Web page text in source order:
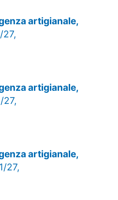
artigianale,
27,
artigianale,
27,
artigianale,
27,